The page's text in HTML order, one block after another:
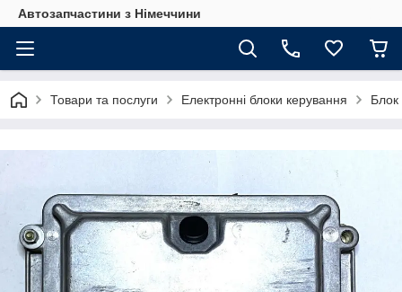
Автозапчастини з Німеччини
Товари та послуги Електронні блоки керування